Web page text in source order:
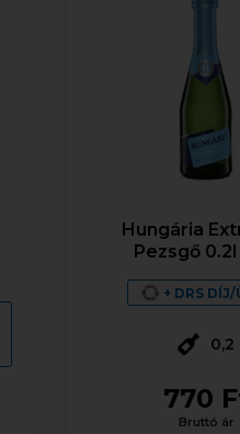
Hungária
Pezsgő 0.2l
+ DRS DÍJ/
0,2
770
Bruttó ár